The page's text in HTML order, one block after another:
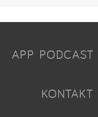
APP PODCAST
KONTAKT